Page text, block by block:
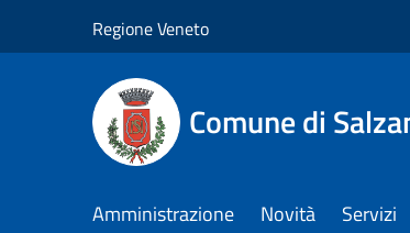
Regione Veneto
Comune di
Amministrazione Novità Servizi